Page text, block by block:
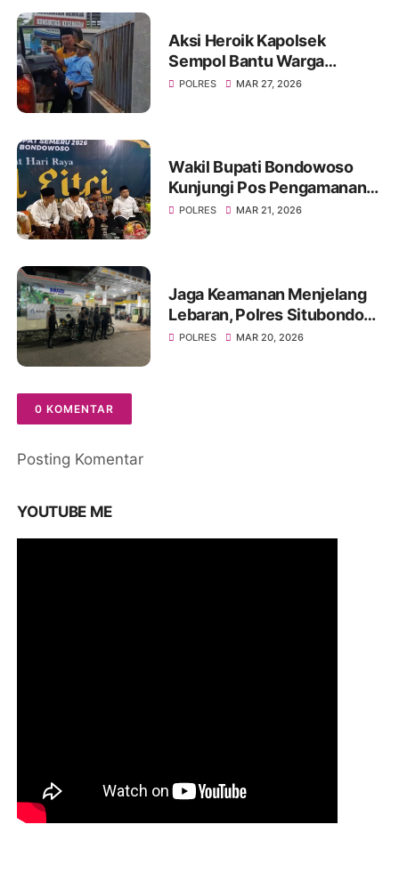
Aksi Heroik Kapolsek
Sempol Bantu Warga
Kecelakaan Saat Akan
POLRES MAR 27, 2026
Wakil Bupati Bondowoso
Kunjungi Pos Pengamanan
Lebaran 2026
POLRES MAR 21, 2026
Jaga Keamanan Menjelang
Lebaran, Polres Situbondo
Intensifkan Patroli Sisir
POLRES MAR 20, 2026
0 KOMENTAR
Posting Komentar
YOUTUBE ME